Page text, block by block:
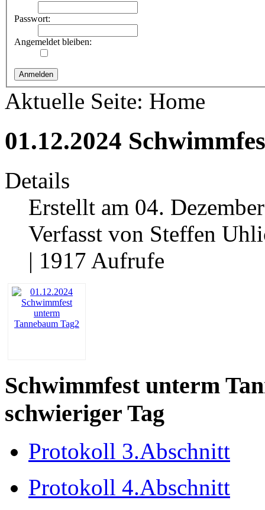
Passwort:
Angemeldet bleiben:
Aktuelle Seite: Home
01.12.2024
Details
Erstellt am 04.
Verfasst von Steffen
| 1917 Aufrufe
Schwimmfest unterm
schwieriger Tag
Protokoll 3.Abschnitt
Protokoll 4.Abschnitt